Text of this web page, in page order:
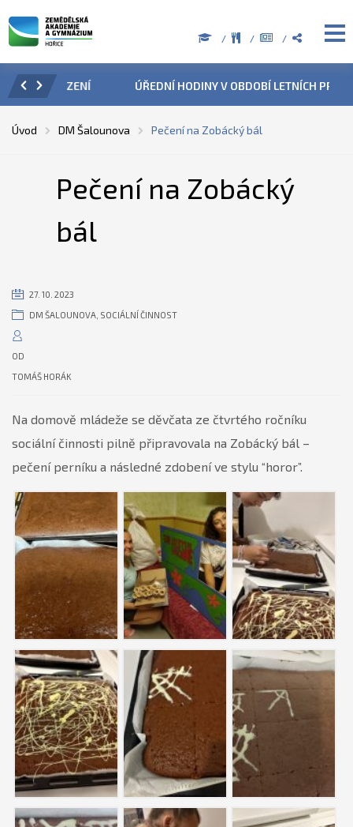
ÚŘEDNÍ HODINY V OBDOBÍ LETNÍCH PRÁZDNIN
Úvod DM Šalounova Pečení na Zobácký bál
Pečení na Zobácký
bál
27. 10. 2023
DM ŠALOUNOVA SOCIÁLNÍ ČINNOST
OD
TOMÁŠ HORÁK
Na domově mládeže se děvčata ze čtvrtého ročníku
sociální činnosti pilně připravovala na Zobácký bál –
pečení perníku a následné zdobení ve stylu “horor”.